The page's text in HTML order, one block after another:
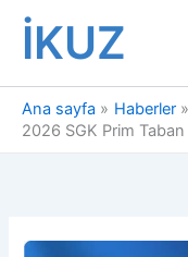
İçeriğe
İKUZ
Ana sayfa
Haberler
2026 SGK Prim